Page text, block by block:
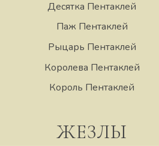
Десятка Пентаклей
Паж Пентаклей
Рыцарь Пентаклей
Королева Пентаклей
Король Пентаклей
ЖЕЗЛЫ